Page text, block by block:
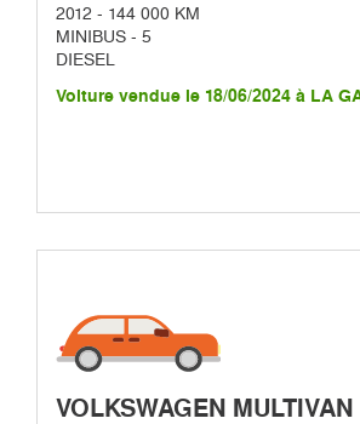
2012 - 144 000 KM
MINIBUS - 5
DIESEL
Voiture vendue le 18/06/2024 à LA
VOLKSWAGEN MULTIVAN